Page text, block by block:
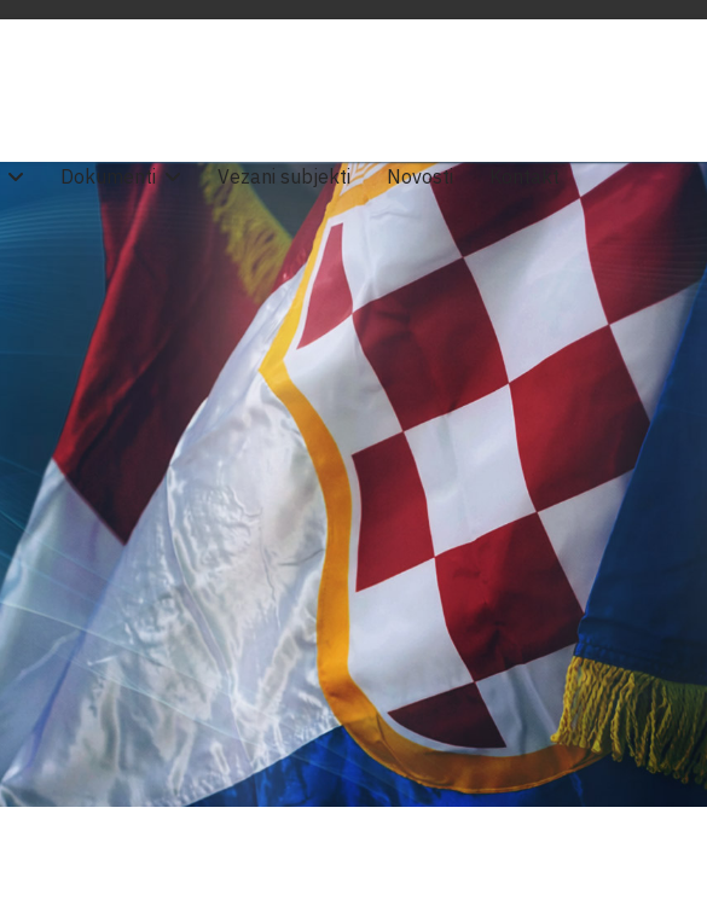
Dokumenti Vezani subjekti Novosti Kontakt